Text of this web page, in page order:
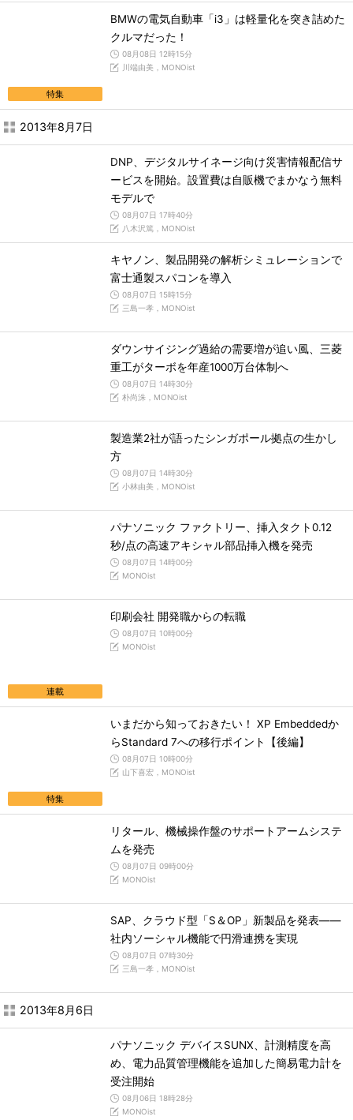
特集
BMWの電気自動車「i3」は軽量化を突き詰めた
クルマだった！
08月08日 12時15分
川端由美，MONOist
2013年8月7日
DNP、デジタルサイネージ向け災害情報配信サ
ービスを開始。設置費は自販機でまかなう無料
モデルで
08月07日 17時40分
八木沢篤，MONOist
キヤノン、製品開発の解析シミュレーションで
富士通製スパコンを導入
08月07日 15時15分
三島一孝，MONOist
ダウンサイジング過給の需要増が追い風、三菱
重工がターボを年産1000万台体制へ
08月07日 14時30分
朴尚洙，MONOist
製造業2社が語ったシンガポール拠点の生かし
方
08月07日 14時30分
小林由美，MONOist
パナソニック ファクトリー、挿入タクト0.12
秒/点の高速アキシャル部品挿入機を発売
08月07日 14時00分
MONOist
連載
印刷会社 開発職からの転職
08月07日 10時00分
MONOist
特集
いまだから知っておきたい！ XP Embeddedか
らStandard 7への移行ポイント【後編】
08月07日 10時00分
山下喜宏，MONOist
リタール、機械操作盤のサポートアームシステ
ムを発売
08月07日 09時00分
MONOist
SAP、クラウド型「S＆OP」新製品を発表――
社内ソーシャル機能で円滑連携を実現
08月07日 07時30分
三島一孝，MONOist
2013年8月6日
パナソニック デバイスSUNX、計測精度を高
め、電力品質管理機能を追加した簡易電力計を
受注開始
08月06日 18時28分
MONOist